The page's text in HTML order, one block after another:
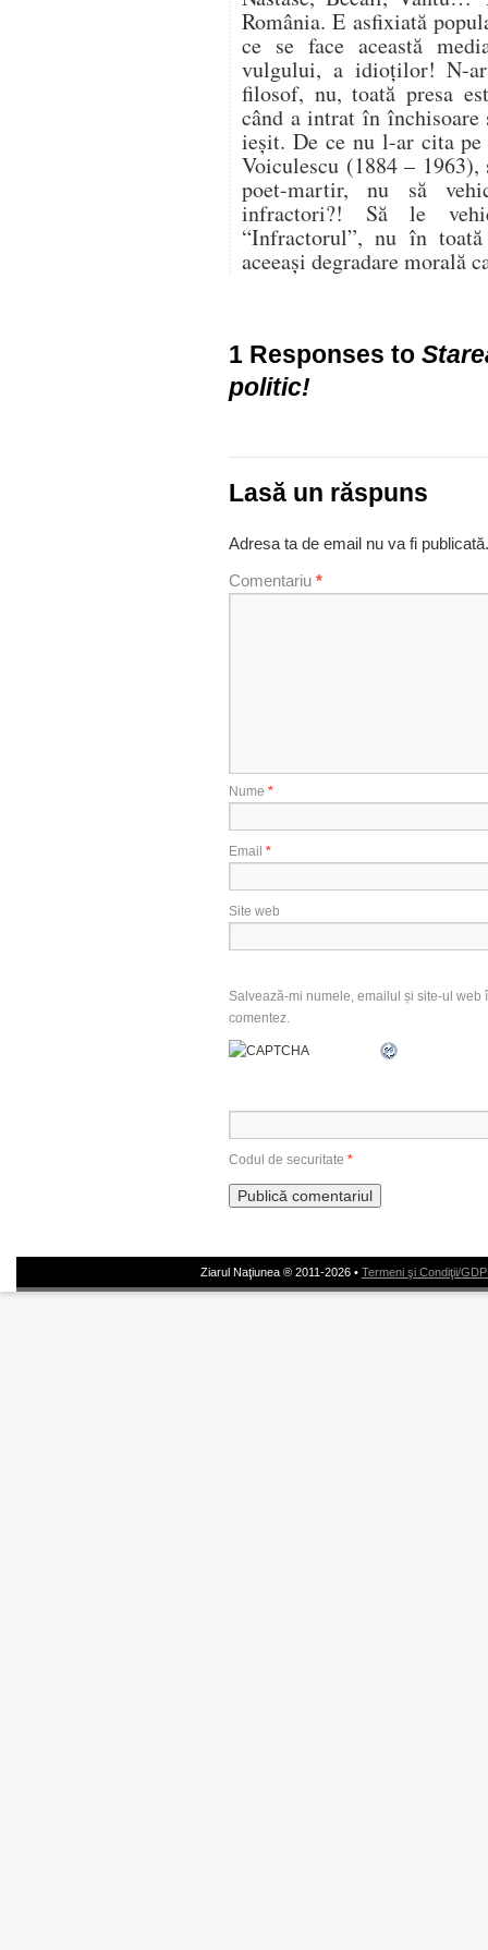
România. E asfixiată
ce se face această
vulgului, a idioţilor! N-
filosof, nu, toată presa
când a intrat în închisoare
ieşit. De ce nu l-ar cita
Voiculescu (1884 –
poet-martir, nu să
infractori?! Să le
“Infractorul”, nu în
aceeaşi degradare morală
1 Responses to
politic!
Lasă un răspuns
Adresa ta de email nu va fi publicată.
Comentariu *
Nume *
Email *
Site web
Salvează-mi numele, emailul și site-ul
comentez.
Codul de securitate *
Ziarul Naţiunea ® 2011-2026 • Termeni şi Condiţii/